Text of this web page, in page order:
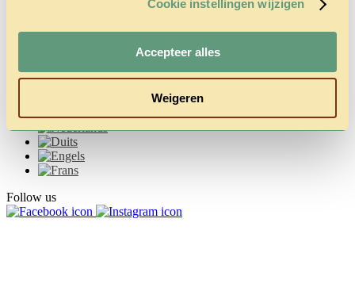
Cookie instellingen wijzigen
Accepteer alles
Weigeren
Follow us